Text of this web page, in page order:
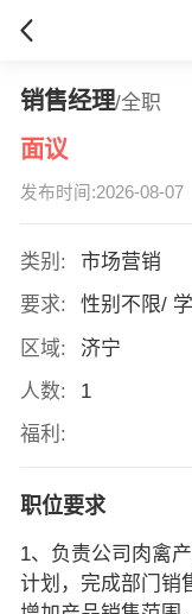
销售经理/全职
面议
发布时间:2026-08-07
类别:
市场营销
要求:
性别不限/
区域:
济宁
人数:
1
福利:
职位要求
1、负责公司肉禽
计划，完成部门销